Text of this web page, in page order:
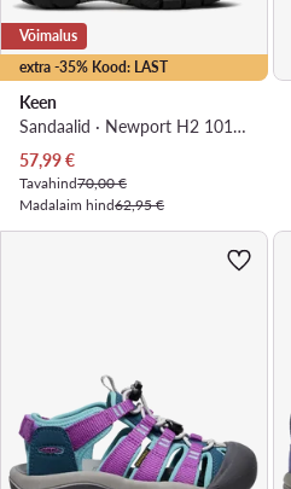
extra -35% Kood: LAST
Võimalus
Keen
Sandaalid · Newport H2 1012300 · Punane
Praegune hind
57,99€
Tavahind70,00 €
Madalaim hind62,95 €